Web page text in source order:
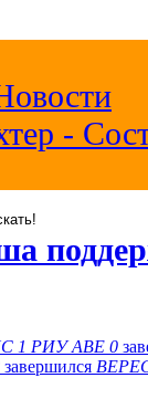
-
1 РИУ АВЕ 0
завершился